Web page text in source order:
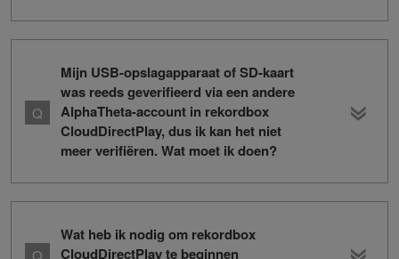
Mijn USB-opslagapparaat of SD-kaart
was reeds geverifieerd via een andere
AlphaTheta-account in rekordbox
CloudDirectPlay, dus ik kan het niet
meer verifiëren. Wat moet ik doen?
Wat heb ik nodig om rekordbox
CloudDirectPlay te beginnen